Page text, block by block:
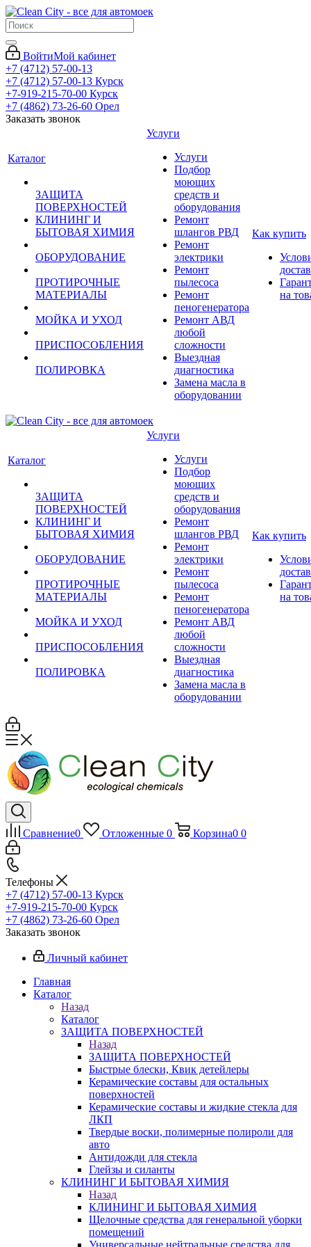
ВойтиМой кабинет
+7 (4712) 57-00-13
+7 (4712) 57-00-13 Курск
+7-919-215-70-00 Курск
+7 (4862) 73-26-60 Орел
Заказать звонок
Каталог
ЗАЩИТА
ПОВЕРХНОСТЕЙ
КЛИНИНГ И
БЫТОВАЯ ХИМИЯ
ОБОРУДОВАНИЕ
ПРОТИРОЧНЫЕ
МАТЕРИАЛЫ
МОЙКА И УХОД
ПРИСПОСОБЛЕНИЯ
ПОЛИРОВКА
Услуги
Услуги
Подбор
моющих
средств и
оборудования
Ремонт
шлангов РВД
Ремонт
электрики
Ремонт
пылесоса
Ремонт
пеногенератора
Ремонт АВД
любой
сложности
Выездная
диагностика
Замена масла в
оборудовании
Как купить
на
Каталог
ЗАЩИТА
ПОВЕРХНОСТЕЙ
КЛИНИНГ И
БЫТОВАЯ ХИМИЯ
ОБОРУДОВАНИЕ
ПРОТИРОЧНЫЕ
МАТЕРИАЛЫ
МОЙКА И УХОД
ПРИСПОСОБЛЕНИЯ
ПОЛИРОВКА
Услуги
Услуги
Подбор
моющих
средств и
оборудования
Ремонт
шлангов РВД
Ремонт
электрики
Ремонт
пылесоса
Ремонт
пеногенератора
Ремонт АВД
любой
сложности
Выездная
диагностика
Замена масла в
оборудовании
Как купить
на
Сравнение0 Отложенные 0 Корзина0 0
Телефоны
+7 (4712) 57-00-13 Курск
+7-919-215-70-00 Курск
+7 (4862) 73-26-60 Орел
Заказать звонок
Личный кабинет
Главная
Каталог
Назад
Каталог
ЗАЩИТА ПОВЕРХНОСТЕЙ
Назад
ЗАЩИТА ПОВЕРХНОСТЕЙ
Быстрые блески, Квик детейлеры
Керамические составы для остальных
поверхностей
Керамические составы и жидкие стекла для
ЛКП
Твердые воски, полимерные полироли для
авто
Антидожди для стекла
Глейзы и силанты
КЛИНИНГ И БЫТОВАЯ ХИМИЯ
Назад
КЛИНИНГ И БЫТОВАЯ ХИМИЯ
Щелочные средства для генеральной уборки
помещений
Универсальные нейтральные средства для